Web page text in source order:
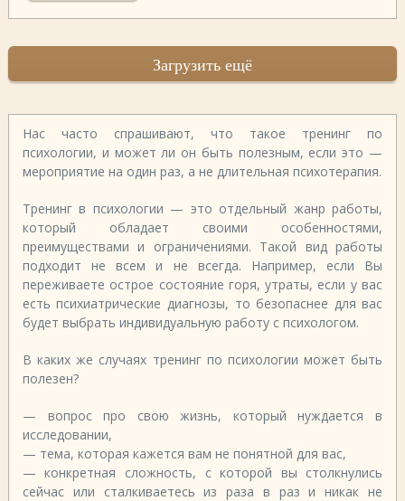
Загрузить ещё
Нас часто спрашивают, что такое тренинг по
психологии, и может ли он быть полезным, если это —
мероприятие на один раз, а не длительная психотерапия.
Тренинг в психологии — это отдельный жанр работы,
который обладает своими особенностями,
преимуществами и ограничениями. Такой вид работы
подходит не всем и не всегда. Например, если Вы
переживаете острое состояние горя, утраты, если у вас
есть психиатрические диагнозы, то безопаснее для вас
будет выбрать индивидуальную работу с психологом.
В каких же случаях тренинг по психологии может быть
полезен?
— вопрос про свою жизнь, который нуждается в
исследовании,
— тема, которая кажется вам не понятной для вас,
— конкретная сложность, с которой вы столкнулись
сейчас или сталкиваетесь из раза в раз и никак не